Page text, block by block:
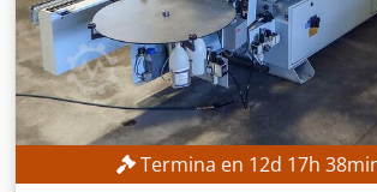
limpieza, que falta. Precio: 2.895 euros +
FCA: Oradea/Rumanía. Nos reservamos el
errores, modificaciones y venta previa.
Wir sprechen Deutsch. / Beszélünk
parlons français / Vorbim română.
Termina en12d17h38